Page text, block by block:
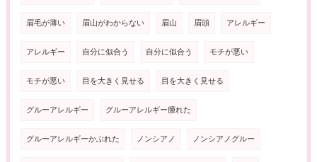
眉毛が薄い 眉山がわからない 眉山 眉頭 アレルギー
アレルギー 自分に似合う 自分に似合う モチが悪い
モチが悪い 目を大きく見せる 目を大きく見せる
グルーアレルギー グルーアレルギー腫れた
グルーアレルギーかぶれた ノンシアノ ノンシアノグルー